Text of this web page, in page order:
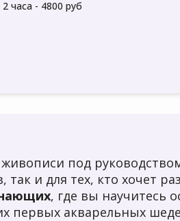
2 часа - 4800 руб
под
так и для тех, кто хочет
, где вы научитесь
первых акварельных